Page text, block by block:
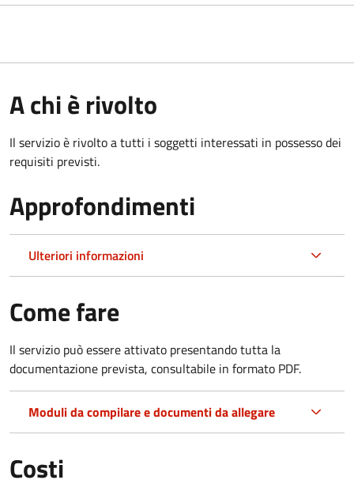
A chi è rivolto
Il servizio è rivolto a tutti i soggetti interessati in possesso dei
requisiti previsti.
Approfondimenti
Ulteriori informazioni
Come fare
Il servizio può essere attivato presentando tutta la
documentazione prevista, consultabile in formato PDF.
Moduli da compilare e documenti da allegare
Costi